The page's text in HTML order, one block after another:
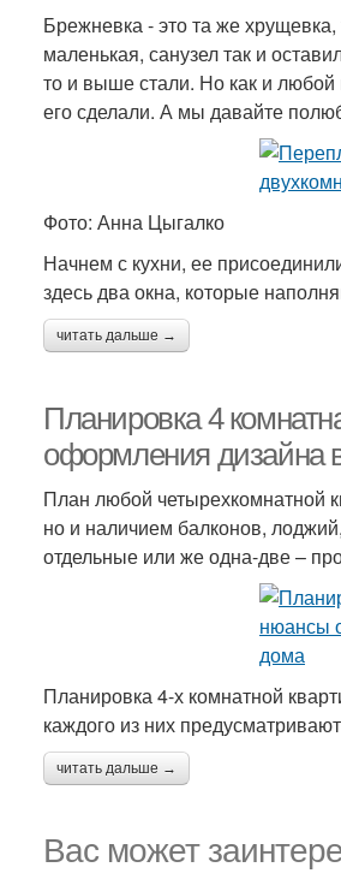
Брежневка - это та же
маленькая, санузел так и
то и выше стали. Но как и
его сделали. А мы давайте
Фото: Анна Цыгалко
Начнем с кухни, ее
здесь два окна, которые
читать дальше →
Планировка 4
оформления дизайна
План любой четырехкомнатной
но и наличием балконов,
отдельные или же одна-две –
Планировка 4-х комнатной
каждого из них
читать дальше →
Вас может